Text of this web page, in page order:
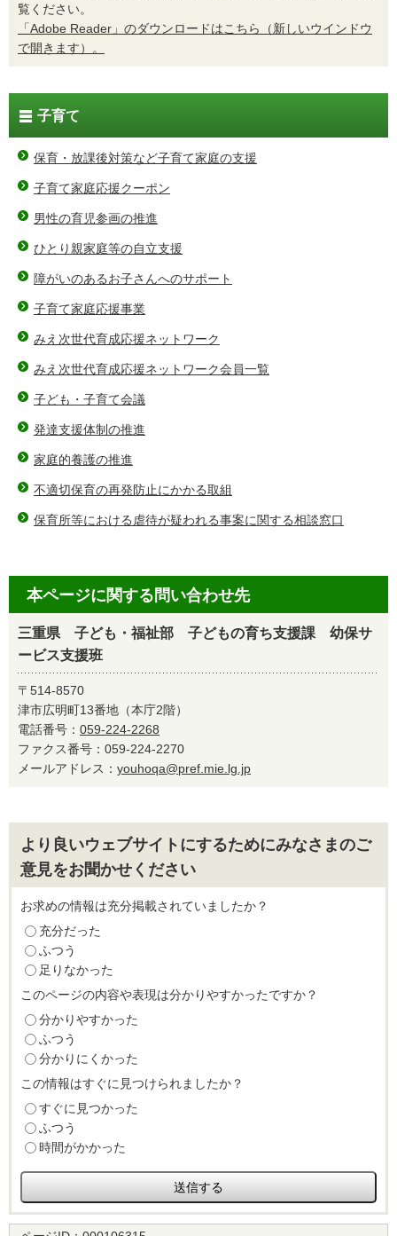
覧ください。
「Adobe Reader」のダウンロードはこちら（新しいウインドウ
で開きます）。
子育て
保育・放課後対策など子育て家庭の支援
子育て家庭応援クーポン
男性の育児参画の推進
ひとり親家庭等の自立支援
障がいのあるお子さんへのサポート
子育て家庭応援事業
みえ次世代育成応援ネットワーク
みえ次世代育成応援ネットワーク会員一覧
子ども・子育て会議
発達支援体制の推進
家庭的養護の推進
不適切保育の再発防止にかかる取組
保育所等における虐待が疑われる事案に関する相談窓口
本ページに関する問い合わせ先
三重県 子ども・福祉部 子どもの育ち支援課 幼保サ
ービス支援班
〒514-8570
津市広明町13番地（本庁2階）
電話番号： 059-224-2268
ファクス番号：059-224-2270
メールアドレス： youhoqa@pref.mie.lg.jp
より良いウェブサイトにするためにみなさまのご
意見をお聞かせください
お求めの情報は充分掲載されていましたか？
充分だった
ふつう
足りなかった
このページの内容や表現は分かりやすかったですか？
分かりやすかった
ふつう
分かりにくかった
この情報はすぐに見つけられましたか？
すぐに見つかった
ふつう
時間がかかった